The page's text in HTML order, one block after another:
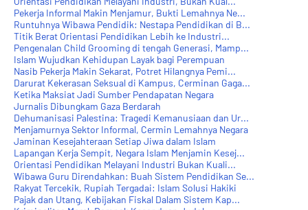
Pekerja Informal Makin Menjamur, Bukti Lemahnya Ne...
Runtuhnya Wibawa Pendidik: Nestapa Pendidikan di B...
Titik Berat Orientasi Pendidikan Lebih ke Industri...
Pengenalan Child Grooming di tengah Generasi, Mamp...
Islam Wujudkan Kehidupan Layak bagi Perempuan
Nasib Pekerja Makin Sekarat, Potret Hilangnya Pemi...
Darurat Kekerasan Seksual di Kampus, Cerminan Gaga...
Ketika Maksiat Jadi Sumber Pendapatan Negara
Jurnalis Dibungkam Gaza Berdarah
Dehumanisasi Palestina: Tragedi Kemanusiaan dan Ur...
Menjamurnya Sektor Informal, Cermin Lemahnya Negara
Jaminan Kesejahteraan Setiap Jiwa dalam Islam
Lapangan Kerja Sempit, Negara Islam Menjamin Kesej...
Orientasi Pendidikan Melayani Industri Bukan Kuali...
Wibawa Guru Direndahkan: Buah Sistem Pendidikan Se...
Rakyat Tercekik, Rupiah Tergadai: Islam Solusi Hakiki
Pajak dan Utang, Kebijakan Fiskal Dalam Sistem Kap...